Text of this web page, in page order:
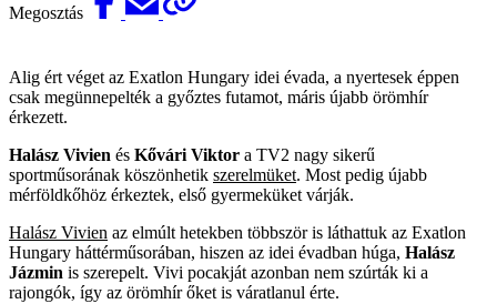
Megosztás
Alig ért véget az Exatlon Hungary idei évada, a nyertesek éppen
csak megünnepelték a győztes futamot, máris újabb örömhír
érkezett.
Halász Vivien és Kővári Viktor a TV2 nagy sikerű
sportműsorának köszönhetik szerelmüket. Most pedig újabb
mérföldkőhöz érkeztek, első gyermeküket várják.
Halász Vivien az elmúlt hetekben többször is láthattuk az Exatlon
Hungary háttérműsorában, hiszen az idei évadban húga, Halász
Jázmin is szerepelt. Vivi pocakját azonban nem szúrták ki a
rajongók, így az örömhír őket is váratlanul érte.